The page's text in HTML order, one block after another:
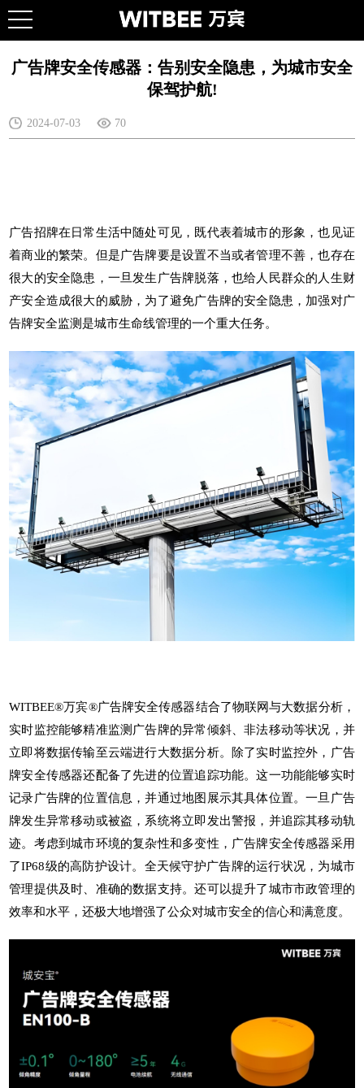
广告牌安全传感器：告别安全隐患，为城市安全
保驾护航!
2024-07-03 70
广告招牌在日常生活中随处可见，既代表着城市的形象，也见证
着商业的繁荣。但是广告牌要是设置不当或者管理不善，也存在
很大的安全隐患，一旦发生广告牌脱落，也给人民群众的人生财
产安全造成很大的威胁，为了避免广告牌的安全隐患，加强对广
告牌安全监测是城市生命线管理的一个重大任务。
WITBEE®万宾®广告牌安全传感器结合了物联网与大数据分析，
实时监控能够精准监测广告牌的异常倾斜、非法移动等状况，并
立即将数据传输至云端进行大数据分析。除了实时监控外，广告
牌安全传感器还配备了先进的位置追踪功能。这一功能能够实时
记录广告牌的位置信息，并通过地图展示其具体位置。一旦广告
牌发生异常移动或被盗，系统将立即发出警报，并追踪其移动轨
迹。考虑到城市环境的复杂性和多变性，广告牌安全传感器采用
了IP68级的高防护设计。全天候守护广告牌的运行状况，为城市
管理提供及时、准确的数据支持。还可以提升了城市市政管理的
效率和水平，还极大地增强了公众对城市安全的信心和满意度。